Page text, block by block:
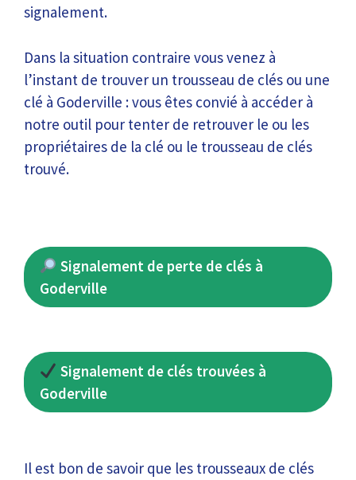
signalement.
Dans la situation contraire vous venez à
l’instant de trouver un trousseau de clés ou une
clé à Goderville : vous êtes convié à accéder à
notre outil pour tenter de retrouver le ou les
propriétaires de la clé ou le trousseau de clés
trouvé.
Signalement de perte de clés à
Goderville
Signalement de clés trouvées à
Goderville
Il est bon de savoir que les trousseaux de clés